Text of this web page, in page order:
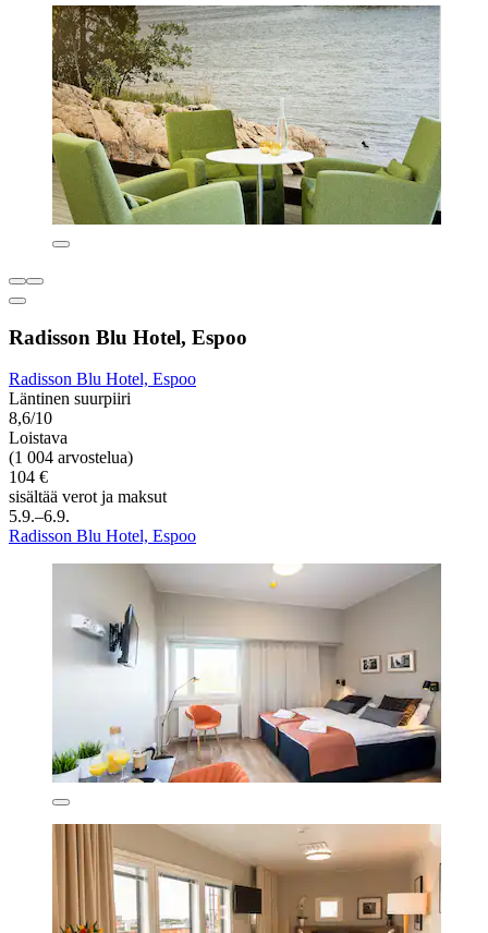
Radisson Blu Hotel, Espoo
Radisson Blu Hotel, Espoo
Läntinen suurpiiri
8,6/10
Loistava
(1 004 arvostelua)
104 €
sisältää verot ja maksut
5.9.–6.9.
Radisson Blu Hotel, Espoo